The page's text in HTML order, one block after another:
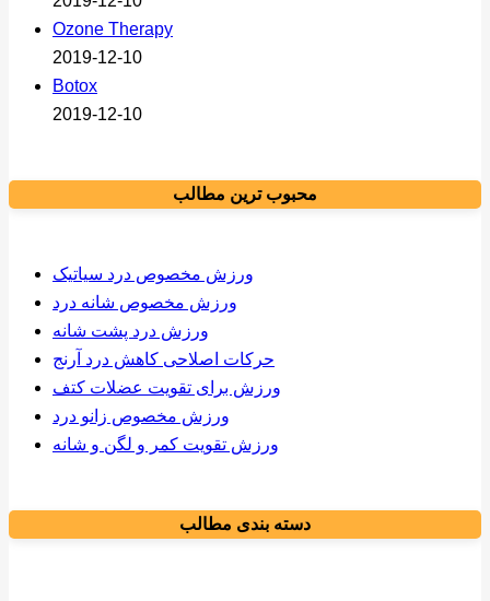
Ozone Therapy
2019-12-10
Botox
2019-12-10
محبوب ترین مطالب
ورزش مخصوص درد سیاتیک
ورزش مخصوص شانه درد
ورزش درد پشت شانه
حرکات اصلاحی کاهش درد آرنج
ورزش برای تقویت عضلات کتف
ورزش مخصوص زانو درد
ورزش تقویت کمر و لگن و شانه
دسته بندی مطالب